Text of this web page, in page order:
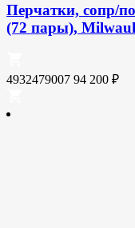
Перчатки, сопр/
(72 пары),
4932479007 94 200 ₽